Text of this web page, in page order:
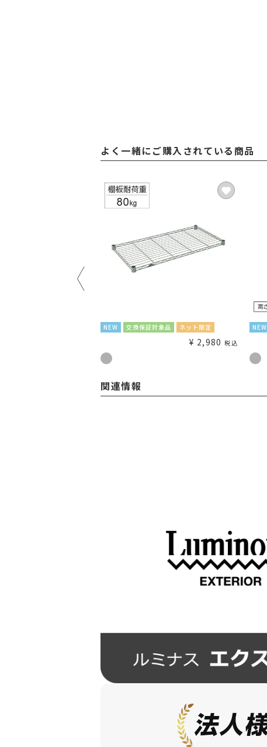
よく一緒にご購入されている商品
NEW 交換保証対象品 ネット限定
¥ 2,980 税込
NEW
関連情報